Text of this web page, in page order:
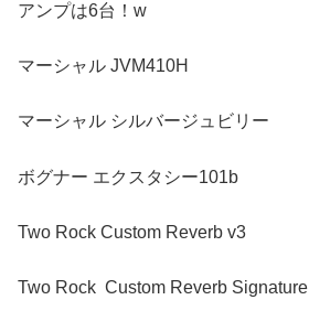
アンプは6台！w
マーシャル JVM410H
マーシャル シルバージュビリー
ボグナー エクスタシー101b
Two Rock Custom Reverb v3
Two Rock Custom Reverb Signature